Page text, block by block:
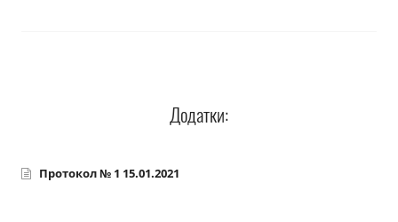
Додатки:
Протокол № 1 15.01.2021